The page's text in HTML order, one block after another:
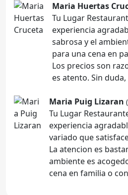
Maria Huertas
Tu Lugar
experiencia
sabrosa y el
para una cena en
Los precios son
es atento. Sin
Maria Puig Lizaran
Tu Lugar
experiencia
variado que
La atencion es
ambiente es
cena en familia o